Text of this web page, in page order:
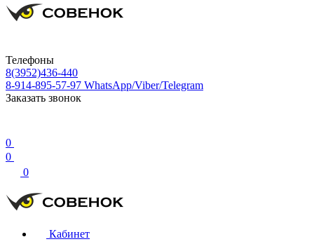
Телефоны
8(3952)436-440
8-914-895-57-97 WhatsApp/Viber/Telegram
Заказать звонок
0
0
0
Кабинет